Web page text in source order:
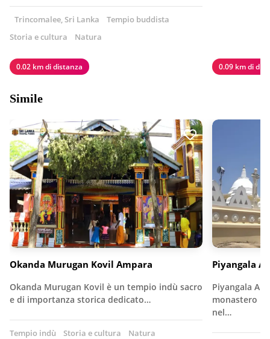
Trincomalee, Sri Lanka
Tempio buddista
Storia e cultura
Natura
0.02 km di distanza 0.09 km di
Simile
Okanda Murugan Kovil Ampara
Okanda Murugan Kovil è un tempio indù sacro
e di importanza storica dedicato…
Tempio indù Storia e cultura
Natura
Piyangala
Piyangala
monastero
nel…